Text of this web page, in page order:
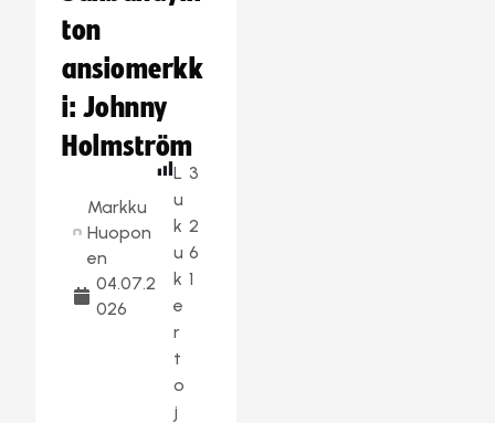
ton
ansiomerkk
i: Johnny
Holmström
Markku
Huopon
en
04.07.2
026
L
u
k
u
k
e
r
t
o
j
3
2
6
1